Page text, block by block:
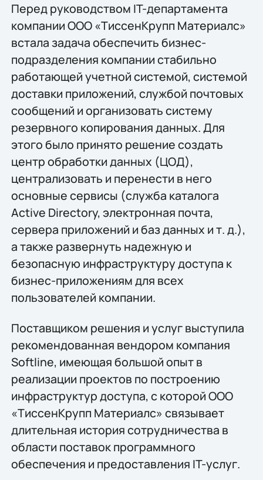
Перед руководством IT-департамента
компании ООО «ТиссенКрупп Материалс»
встала задача обеспечить бизнес-
подразделения компании стабильно
работающей учетной системой, системой
доставки приложений, службой почтовых
сообщений и организовать систему
резервного копирования данных. Для
этого было принято решение создать
центр обработки данных (ЦОД),
централизовать и перенести в него
основные сервисы (служба каталога
Active Directory, электронная почта,
сервера приложений и баз данных и т. д.),
а также развернуть надежную и
безопасную инфраструктуру доступа к
бизнес-приложениям для всех
пользователей компании.
Поставщиком решения и услуг выступила
рекомендованная вендором компания
Softline, имеющая большой опыт в
реализации проектов по построению
инфраструктур доступа, с которой ООО
«ТиссенКрупп Материалс» связывает
длительная история сотрудничества в
области поставок программного
обеспечения и предоставления IT-услуг.